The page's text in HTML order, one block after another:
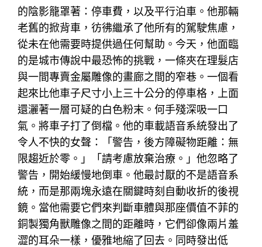
的陰影籠罩著：停車費，以及平行泊車。他那輛
老舊的掀背車，彷彿繼承了他所有的駕駛焦慮，
從未在他需要時提供過任何幫助。今天，他面臨
的是城市傳說中最恐怖的挑戰，一條夾在理髮店
與一間專賣金屬雕像的畫廊之間的窄巷。一個看
起來比他車子尺寸小上三十公分的停車格，上面
還灑著一層可疑的白色粉末。何手殘深吸一口
氣。將車子打了倒檔。他的車載語音系統發出了
令人不快的女聲：「警告，後方障礙物距離：無
限趨近於零。」「請考慮放棄治療。」他忽略了
警告，開始緩慢地倒車。他最討厭的不是語音系
統，而是那兩塊永遠在關鍵時刻自動收折的後視
鏡。當他需要它們來判斷車體與那座價值不菲的
銅製獨角獸雕像之間的距離時，它們卻像兩片羞
澀的耳朵一樣，優雅地縮了回去。同時發出低